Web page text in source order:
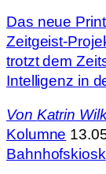
Das neue
Zeitgeist-
trotzt dem
Intelligenz in
Von Katrin
Kolumne
Bahnhofskiosk